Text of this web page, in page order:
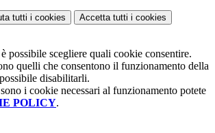
tutti i cookies Accetta tutti i cookies
possibile scegliere quali cookie consentire.
quelli che consentono il funzionamento della
disabilitarli.
i cookie necessari al funzionamento potete
POLICY.